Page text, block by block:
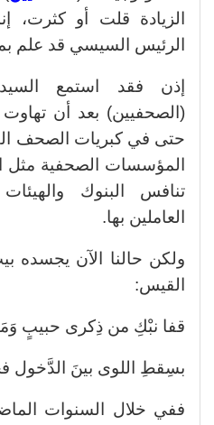
الزيادة قلت أو كثرت،
الرئيس السيسي قد علم
إذن فقد استمع
(الصحفيين) بعد أن
حتى في كبريات الصحف
المؤسسات الصحفية مثل
تنافس البنوك
العاملين بها.
ولكن حالنا الآن يجسده
القيس:
قفا نبْكِ من ذِكرى حبيبٍ
بسِقطِ اللوى بينَ الدَّخول
ففي خلال السنوات